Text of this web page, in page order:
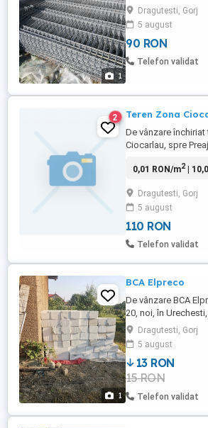
1
Dimensiuni 2 m
bucati
Dragutesti, Gorj
5 august
90 RON
Telefon validat
2 Teren Zona
De vânzare închiriat
Ciocarlau, spre
0,01 RON/m2|
Dragutesti, Gorj
5 august
110 RON
Telefon validat
1
BCA Elpreco
De vânzare BCA
20, noi, în
Dragutesti, Gorj
5 august
13 RON
15 RON
Telefon validat